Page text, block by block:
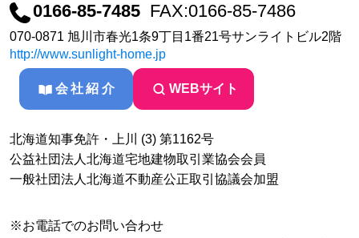
0166-85-7485 FAX:0166-85-7486
070-0871 旭川市春光1条9丁目1番21号サンライトビル2階
http://www.sunlight-home.jp
会社紹介 WEBサイト
北海道知事免許・上川 (3) 第1162号
公益社団法人北海道宅地建物取引業協会会員
一般社団法人北海道不動産公正取引協議会加盟
※お電話でのお問い合わせ